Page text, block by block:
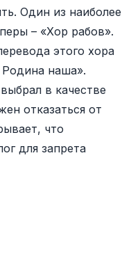
Один из наиболее
– «Хор рабов».
этого хора
Родина наша».
в качестве
отказаться от
что
для запрета